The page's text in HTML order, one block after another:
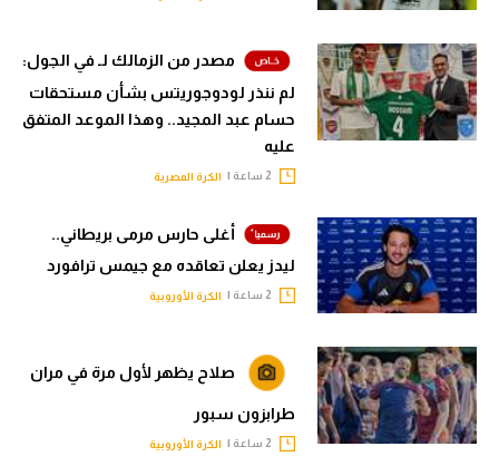
مصدر من الزمالك لـ في الجول:
لم ننذر لودوجوريتس بشأن مستحقات
حسام عبد المجيد.. وهذا الموعد المتفق
عليه
الكرة المصرية
أغلى حارس مرمى بريطاني..
ليدز يعلن تعاقده مع جيمس ترافورد
الكرة الأوروبية
صلاح يظهر لأول مرة في مران
طرابزون سبور
الكرة الأوروبية